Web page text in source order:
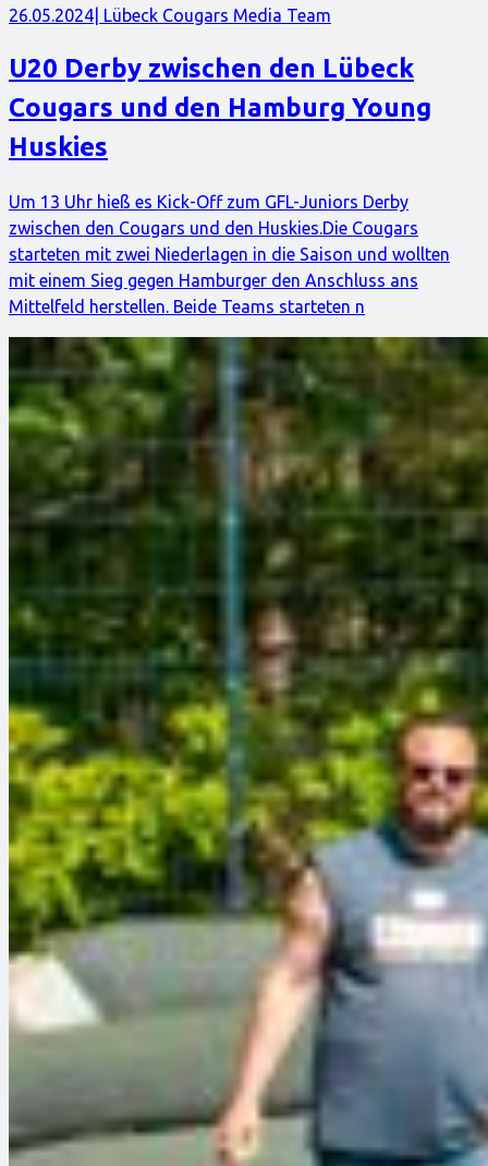
26.05.2024 | Lübeck Cougars Media Team
U20 Derby zwischen den Lübeck
Cougars und den Hamburg Young
Huskies
Um 13 Uhr hieß es Kick-Off zum GFL-Juniors Derby
zwischen den Cougars und den Huskies.Die Cougars
starteten mit zwei Niederlagen in die Saison und wollten
mit einem Sieg gegen Hamburger den Anschluss ans
Mittelfeld herstellen. Beide Teams starteten n